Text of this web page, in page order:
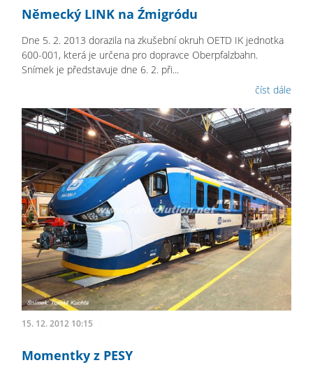
Německý LINK na Źmigródu
Dne 5. 2. 2013 dorazila na zkušební okruh OETD IK jednotka
600-001, která je určena pro dopravce Oberpfalzbahn.
Snímek je představuje dne 6. 2. při...
číst dále
15. 12. 2012 10:15
Momentky z PESY